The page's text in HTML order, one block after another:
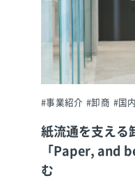
#事業紹介 #卸商 #国
紙流通を支える
「Paper, and
む